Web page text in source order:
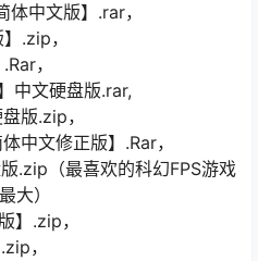
体中文版】.rar，
.zip，
，
中文硬盘版.rar,
版.zip，
中文修正版】.Rar，
.zip（最喜欢的科幻FPS游戏
大）
】.zip，
，